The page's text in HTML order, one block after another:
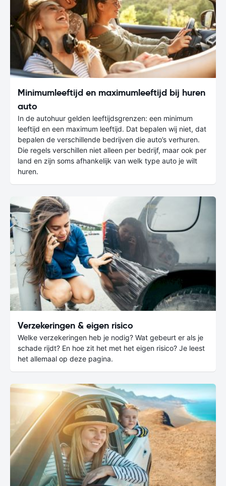
Minimumleeftijd en maximumleeftijd bij huren
auto
In de autohuur gelden leeftijdsgrenzen: een minimum
leeftijd en een maximum leeftijd. Dat bepalen wij niet, dat
bepalen de verschillende bedrijven die auto’s verhuren.
Die regels verschillen niet alleen per bedrijf, maar ook per
land en zijn soms afhankelijk van welk type auto je wilt
huren.
Verzekeringen & eigen risico
Welke verzekeringen heb je nodig? Wat gebeurt er als je
schade rijdt? En hoe zit het met het eigen risico? Je leest
het allemaal op deze pagina.